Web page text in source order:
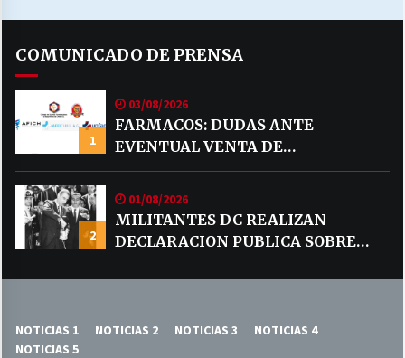
COMUNICADO DE PRENSA
1
03/08/2026
FARMACOS: DUDAS ANTE
EVENTUAL VENTA DE
MEDICAMENTOS POR MERCADO
LIBRE
2
01/08/2026
MILITANTES DC REALIZAN
DECLARACION PUBLICA SOBRE
NOTICIAS 1 NOTICIAS 2 NOTICIAS 3
NOTICIAS 4
NOTICIAS 5